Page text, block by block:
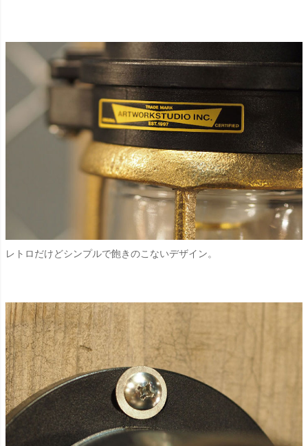
レトロだけどシンプルで飽きのこないデザイン。